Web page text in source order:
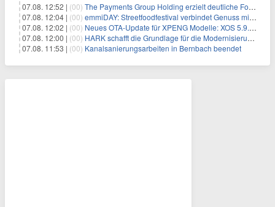
07.08. 12:52 | (00) The Payments Group Holding erzielt deutliche Fortschritte bei ihren AI-Projekten
07.08. 12:04 | (00) emmiDAY: Streetfoodfestival verbindet Genuss mit Engagement gegen Brustkrebs
07.08. 12:02 | (00) Neues OTA-Update für XPENG Modelle: XOS 5.9.5 erweitert Sicherheits-, Lade- und Komfortfunktionen
07.08. 12:00 | (00) HARK schafft die Grundlage für die Modernisierung seiner IBM i-Anwendungen
07.08. 11:53 | (00) Kanalsanierungsarbeiten in Bernbach beendet